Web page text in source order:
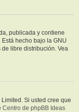
publicada y contiene
. Está hecho bajo la GNU
libre distribución. Vea
Si usted cree que
Centro de phpBB Ideas